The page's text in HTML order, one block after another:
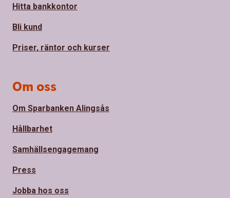
Hitta bankkontor
Bli kund
Priser, räntor och kurser
Om oss
Om Sparbanken Alingsås
Hållbarhet
Samhällsengagemang
Press
Jobba hos oss